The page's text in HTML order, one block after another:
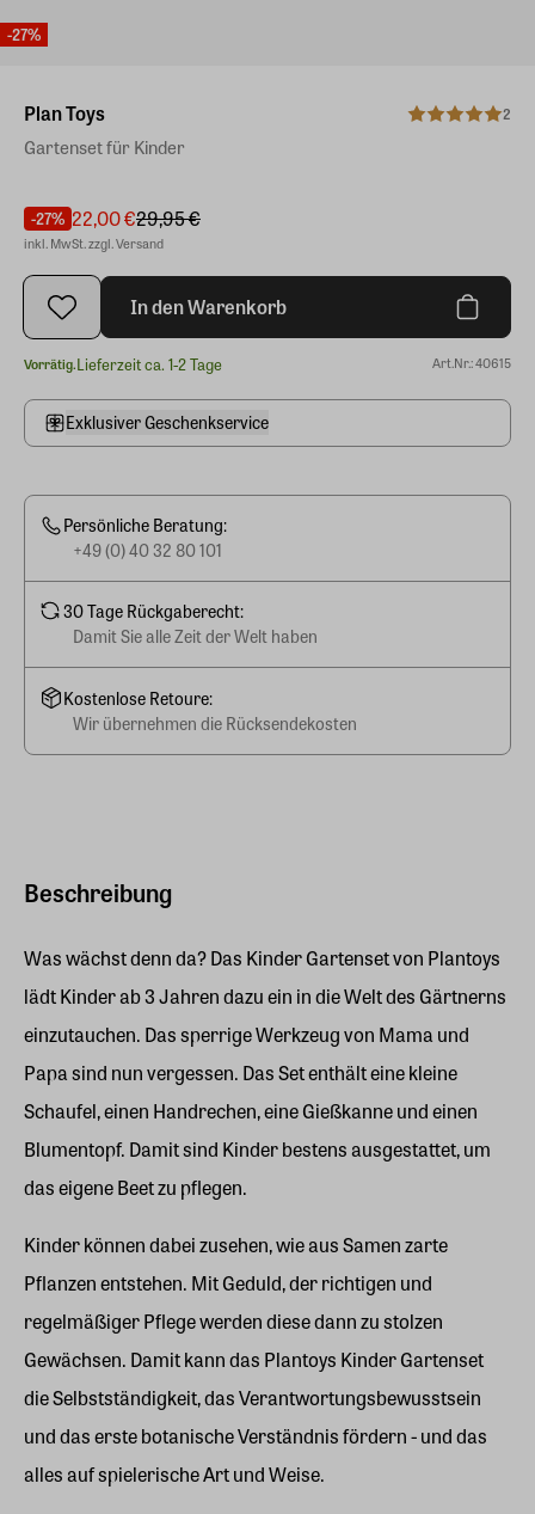
-27%
Beschreibung
Was wächst denn da? Das Kinder Gartenset von Plantoys
lädt Kinder ab 3 Jahren dazu ein in die Welt des Gärtnerns
einzutauchen. Das sperrige Werkzeug von Mama und
Papa sind nun vergessen. Das Set enthält eine kleine
Schaufel, einen Handrechen, eine Gießkanne und einen
Blumentopf. Damit sind Kinder bestens ausgestattet, um
das eigene Beet zu pflegen.
Kinder können dabei zusehen, wie aus Samen zarte
Pflanzen entstehen. Mit Geduld, der richtigen und
regelmäßiger Pflege werden diese dann zu stolzen
Gewächsen. Damit kann das Plantoys Kinder Gartenset
die Selbstständigkeit, das Verantwortungsbewusstsein
und das erste botanische Verständnis fördern - und das
alles auf spielerische Art und Weise.
Plan Toys 2
Gartenset für Kinder
-27% 22,00 €29,95 €
inkl. MwSt. zzgl. Versand
In den Warenkorb
Vorrätig.Lieferzeit ca. 1-2 Tage Art.Nr.: 40615
Exklusiver Geschenkservice
Persönliche Beratung:
+49 (0) 40 32 80 101
30 Tage Rückgaberecht:
Damit Sie alle Zeit der Welt haben
Kostenlose Retoure:
Wir übernehmen die Rücksendekosten